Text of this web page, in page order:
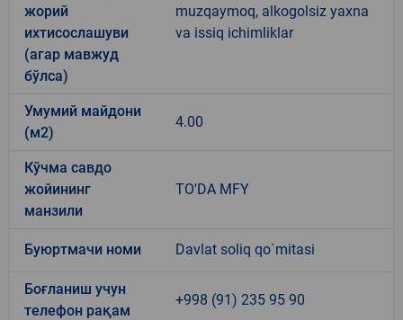
жорий
ихтисослашуви
(агар мавжуд
бўлса)
muzqaymoq, alkogolsiz yaxna
va issiq ichimliklar
Умумий майдони
(м2)
4.00
Кўчма савдо
жойининг
манзили
TO'DA MFY
Буюртмачи номи Davlat soliq qo`mitasi
Боғланиш учун
телефон рақам
+998 (91) 235 95 90